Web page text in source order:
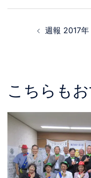
週報 2017
こちらも